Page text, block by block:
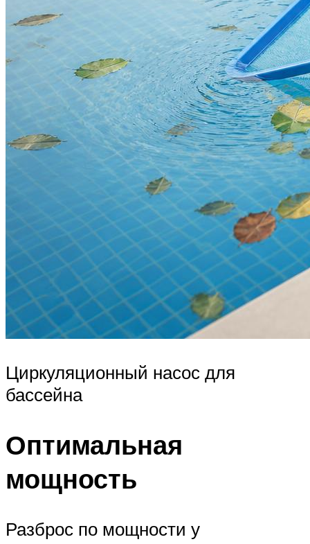
Циркуляционный насос для
бассейна
Оптимальная
мощность
Разброс по мощности у